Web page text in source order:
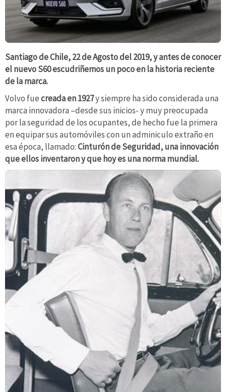
Santiago de Chile, 22 de Agosto del 2019, y antes de conocer
el nuevo S60 escudriñemos un poco en la historia reciente
de la marca.
Volvo fuecreada en 1927y siempre ha sido considerada una
marca innovadora –desde sus inicios- y muy preocupada
por la seguridad de los ocupantes, de hecho fue la primera
en equipar sus automóviles con un adminiculo extraño en
esa época, llamado:Cinturón de Seguridad, una innovación
que ellos inventaron y que hoy es una norma mundial.